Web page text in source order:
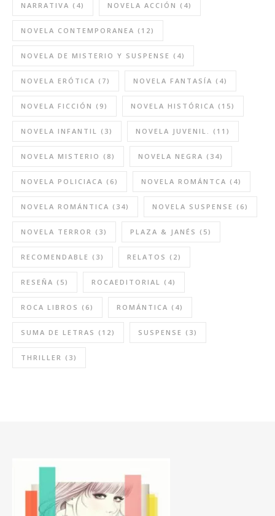
NARRATIVA (4) NOVELA ACCIÓN (4)
NOVELA CONTEMPORANEA (12)
NOVELA DE MISTERIO Y SUSPENSE (4)
NOVELA ERÓTICA (7) NOVELA FANTASÍA (4)
NOVELA FICCIÓN (9) NOVELA HISTÓRICA (15)
NOVELA INFANTIL (3) NOVELA JUVENIL. (11)
NOVELA MISTERIO (8) NOVELA NEGRA (34)
NOVELA POLICIACA (6) NOVELA ROMÁNTCA (4)
NOVELA ROMÁNTICA (34) NOVELA SUSPENSE (6)
NOVELA TERROR (3) PLAZA & JANÉS (5)
RECOMENDABLE (3) RELATOS (2)
RESEÑA (5) ROCAEDITORIAL (4)
ROCA LIBROS (6) ROMÁNTICA (4)
SUMA DE LETRAS (12) SUSPENSE (3)
THRILLER (3)